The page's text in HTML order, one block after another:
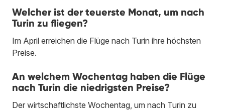
Welcher ist der teuerste Monat, um nach
Turin zu fliegen?
Im April erreichen die Flüge nach Turin ihre höchsten
Preise.
An welchem Wochentag haben die Flüge
nach Turin die niedrigsten Preise?
Der wirtschaftlichste Wochentag, um nach Turin zu